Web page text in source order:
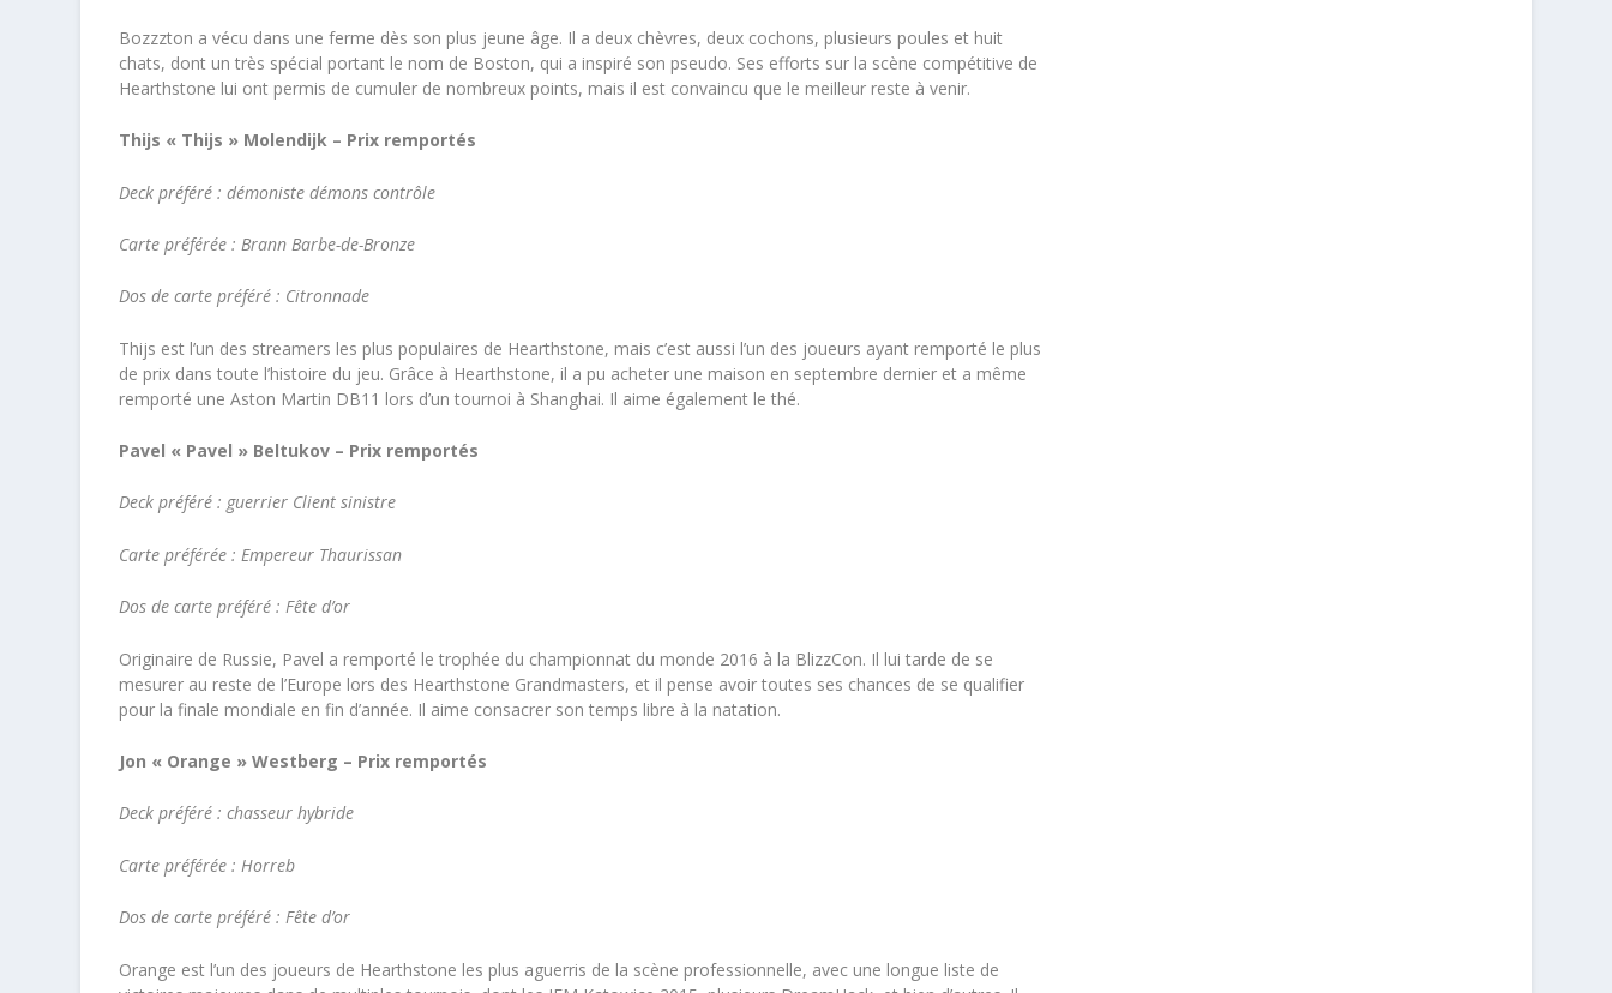
Bozzzton a vécu dans une ferme dès son plus jeune âge. Il a deux chèvres, deux cochons, plusieurs poules et huit
chats, dont un très spécial portant le nom de Boston, qui a inspiré son pseudo. Ses efforts sur la scène compétitive de
Hearthstone lui ont permis de cumuler de nombreux points, mais il est convaincu que le meilleur reste à venir.
Thijs « Thijs » Molendijk – Prix remportés
Deck préféré : démoniste démons contrôle
Carte préférée : Brann Barbe-de-Bronze
Dos de carte préféré : Citronnade
Thijs est l’un des streamers les plus populaires de Hearthstone, mais c’est aussi l’un des joueurs ayant remporté le plus
de prix dans toute l’histoire du jeu. Grâce à Hearthstone, il a pu acheter une maison en septembre dernier et a même
remporté une Aston Martin DB11 lors d’un tournoi à Shanghai. Il aime également le thé.
Pavel « Pavel » Beltukov – Prix remportés
Deck préféré : guerrier Client sinistre
Carte préférée : Empereur Thaurissan
Dos de carte préféré : Fête d’or
Originaire de Russie, Pavel a remporté le trophée du championnat du monde 2016 à la BlizzCon. Il lui tarde de se
mesurer au reste de l’Europe lors des Hearthstone Grandmasters, et il pense avoir toutes ses chances de se qualifier
pour la finale mondiale en fin d’année. Il aime consacrer son temps libre à la natation.
Jon « Orange » Westberg – Prix remportés
Deck préféré : chasseur hybride
Carte préférée : Horreb
Dos de carte préféré : Fête d’or
Orange est l’un des joueurs de Hearthstone les plus aguerris de la scène professionnelle, avec une longue liste de